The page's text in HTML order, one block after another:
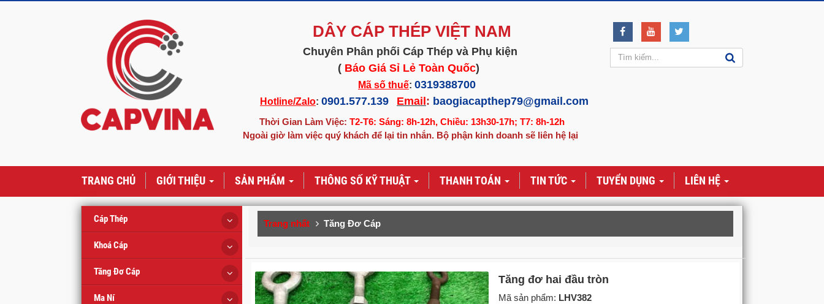
DÂY CÁP THÉP VIỆT NAM
Chuyên Phân phối Cáp Thép và Phụ kiện
( Báo Giá Sỉ Lẻ Toàn Quốc)
Mã số thuế: 0319388700
Hotline/Zalo: 0901.577.139 Email : baogiacapthep79@gmail.com
Thời Gian Làm Việc: T2-T6: Sáng: 8h-12h, Chiều: 13h30-17h; T7: 8h-12h
Ngoài giờ làm việc quý khách để lại tin nhắn. Bộ phận kinh doanh sẽ liên hệ lại
TRANG CHỦ GIỚI THIỆU SẢN PHẨM THÔNG SỐ KỸ THUẬT THANH TOÁN TIN TỨC TUYỂN DỤNG LIÊN HỆ
Trang nhất Tăng Đơ Cáp
Tăng đơ hai đầu tròn
Mã sản phẩm: LHV382
Cáp Thép
Khoá Cáp
Tăng Đơ Cáp
Ma Ní